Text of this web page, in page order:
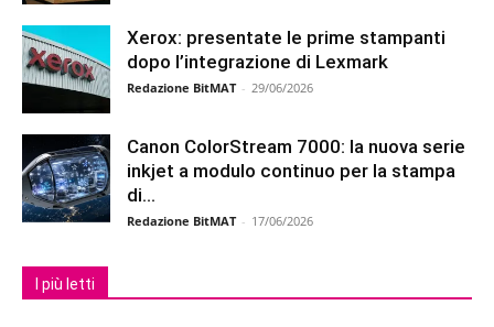
Xerox: presentate le prime stampanti
dopo l’integrazione di Lexmark
Redazione BitMAT - 29/06/2026
Canon ColorStream 7000: la nuova serie
inkjet a modulo continuo per la stampa
di...
Redazione BitMAT - 17/06/2026
I più letti